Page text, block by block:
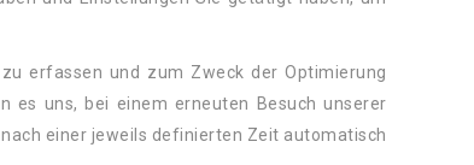
erfassen und zum Zweck der Optimierung
es uns, bei einem erneuten Besuch unserer
einer jeweils definierten Zeit automatisch